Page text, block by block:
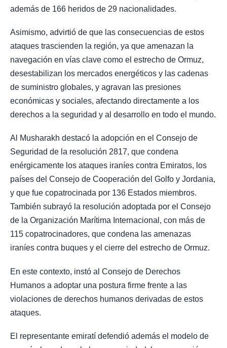
además de 166 heridos de 29 nacionalidades.
Asimismo, advirtió de que las consecuencias de estos
ataques trascienden la región, ya que amenazan la
navegación en vías clave como el estrecho de Ormuz,
desestabilizan los mercados energéticos y las cadenas
de suministro globales, y agravan las presiones
económicas y sociales, afectando directamente a los
derechos a la seguridad y al desarrollo en todo el mundo.
Al Musharakh destacó la adopción en el Consejo de
Seguridad de la resolución 2817, que condena
enérgicamente los ataques iraníes contra Emiratos, los
países del Consejo de Cooperación del Golfo y Jordania,
y que fue copatrocinada por 136 Estados miembros.
También subrayó la resolución adoptada por el Consejo
de la Organización Marítima Internacional, con más de
115 copatrocinadores, que condena las amenazas
iraníes contra buques y el cierre del estrecho de Ormuz.
En este contexto, instó al Consejo de Derechos
Humanos a adoptar una postura firme frente a las
violaciones de derechos humanos derivadas de estos
ataques.
El representante emiratí defendió además el modelo de